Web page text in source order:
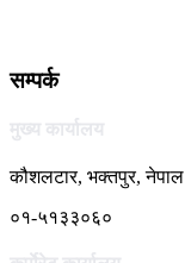
सम्पर्क
मुख्य कार्यालय
कौशलटार, भक्तपुर, नेपाल
०१-५१३३०६०